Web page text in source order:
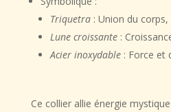
Triquetra: Union du corps,
Lune croissante:
Acier inoxydable: Force et
Ce collier allie énergie